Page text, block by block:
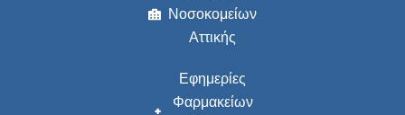
Νοσοκομείων
Αττικής
Εφημερίες
Φαρμακείων